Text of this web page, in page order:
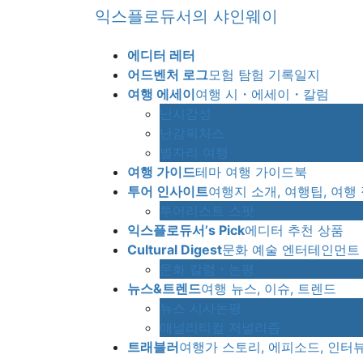
익스플로듀서의 샤인웨이
에디터 레터
어드벤처 로그모험 탐험 기록일지
여행 에세이여행 시・에세이・칼럼
난시감성
난감픽처스
별자리 여행
여행 가이드테마 여행 가이드북
투어 인사이트여행지 소개, 여행팁, 여행
투어리스트 스팟
익스플로듀서’s Pick에디터 추천 상품
Cultural Digest문화 예술 엔터테인먼트
문화 칼럼・논평
뉴스&트렌드여행 뉴스, 이슈, 트렌드
뉴스 시사논평
애널리티컬 저널리즘
트래블러여행가 스토리, 에피소드, 인터